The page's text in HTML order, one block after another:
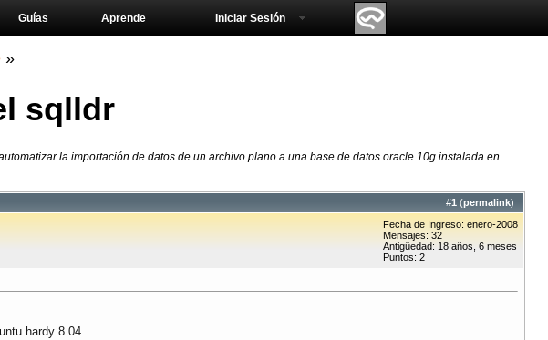
Aprende
Guías Iniciar Sesión
»
sqlldr
la importación de datos de un archivo plano a una base de datos oracle 10g instalada en
#1 (permalink)
Fecha de Ingreso: enero-2008
Mensajes: 32
Antigüedad: 18 años, 6 meses
Puntos: 2
hardy 8.04.